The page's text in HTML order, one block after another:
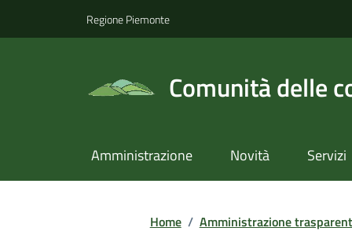
Regione Piemonte
Comunità delle
Amministrazione Novità Servizi
Home / Amministrazione